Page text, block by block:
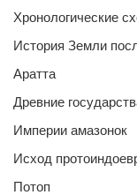
Хронологические
История Земли
Аратта
Древние
Империи амазонок
Исход
Потоп